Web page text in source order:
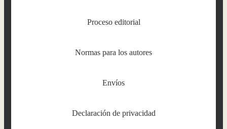
Proceso editorial
Normas para los autores
Envíos
Declaración de privacidad